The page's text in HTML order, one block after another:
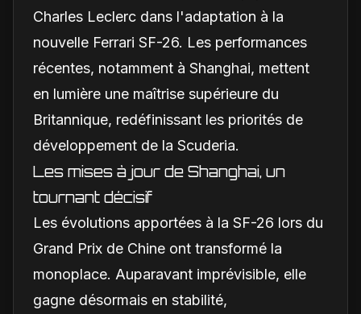
Charles Leclerc dans l'adaptation à la
nouvelle Ferrari SF-26. Les performances
récentes, notamment à Shanghai, mettent
en lumière une maîtrise supérieure du
Britannique, redéfinissant les priorités de
développement de la Scuderia.
Les mises à jour de Shanghai, un
tournant décisif
Les évolutions apportées à la SF-26 lors du
Grand Prix de Chine ont transformé la
monoplace. Auparavant imprévisible, elle
gagne désormais en stabilité,